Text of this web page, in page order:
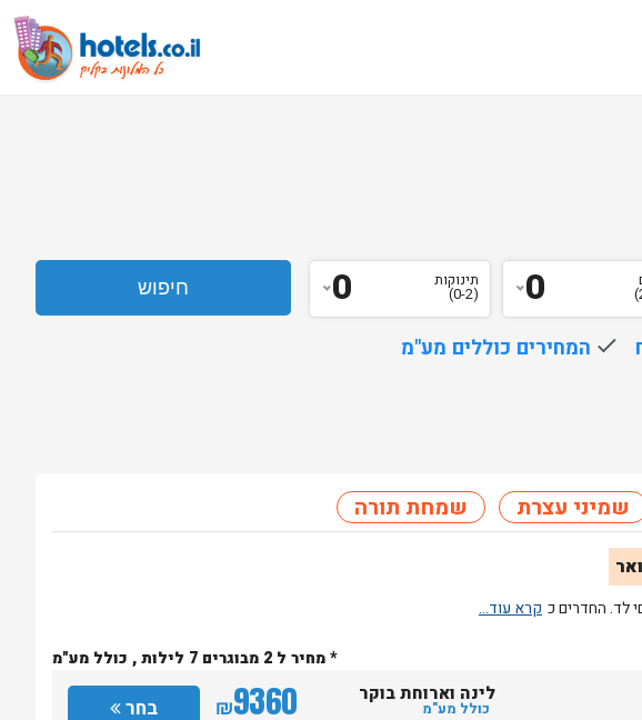
0 תינוקות
(0-2)
0
done המחירים כוללים מע"מ
שמיני עצרת שמחת תורה
* מחיר ל 2 מבוגרים 7 לילות , כולל מע"מ
בחר ₪9360 לינה וארוחת בוקר
כולל מע"מ